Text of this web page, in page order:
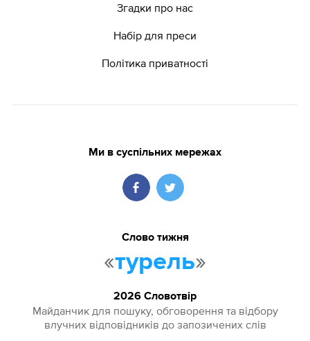
Згадки про нас
Набір для преси
Політика приватності
Ми в суспільних мережах
Слово тижня
«турель»
2026 Словотвір
Майданчик для пошуку, обговорення та відбору
влучних відповідників до запозичених слів